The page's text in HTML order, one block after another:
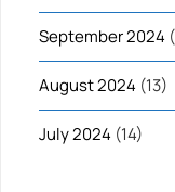
September 2024
August 2024 (13)
July 2024 (14)